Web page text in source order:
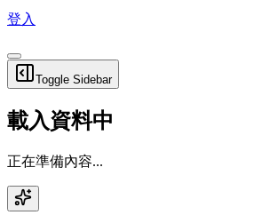
登入
Toggle Sidebar
載入資料中
正在準備內容...